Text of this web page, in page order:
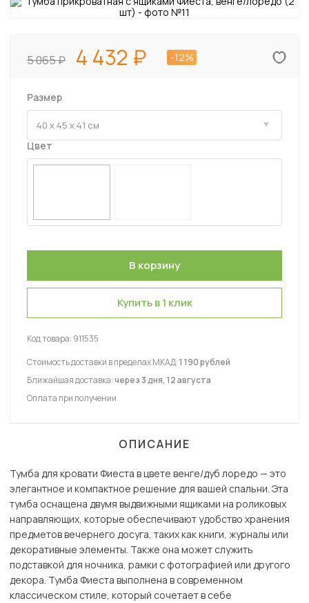
5 065 4 432 -12%
Размер
Цвет
Купить в 1 клик
Код товара: 911535
Стоимость доставки в пределах МКАД:1 190 рублей
Ближайшая доставка:через 3 дня, 12 августа
Оплата при получении
ОПИСАНИЕ
Тумба для кровати Фиеста в цвете венге/дуб лоредо — это
элегантное и компактное решение для вашей спальни. Эта
тумба оснащена двумя выдвижными ящиками на роликовых
направляющих, которые обеспечивают удобство хранения
предметов вечернего досуга, таких как книги, журналы или
декоративные элементы. Также она может служить
подставкой для ночника, рамки с фотографией или другого
декора. Тумба Фиеста выполнена в современном
классическом стиле, который сочетает в себе